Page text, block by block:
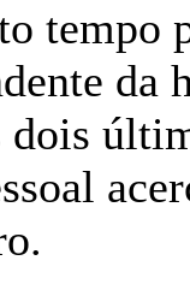
tempo
da
dois